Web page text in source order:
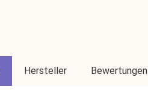
Hersteller Bewertungen